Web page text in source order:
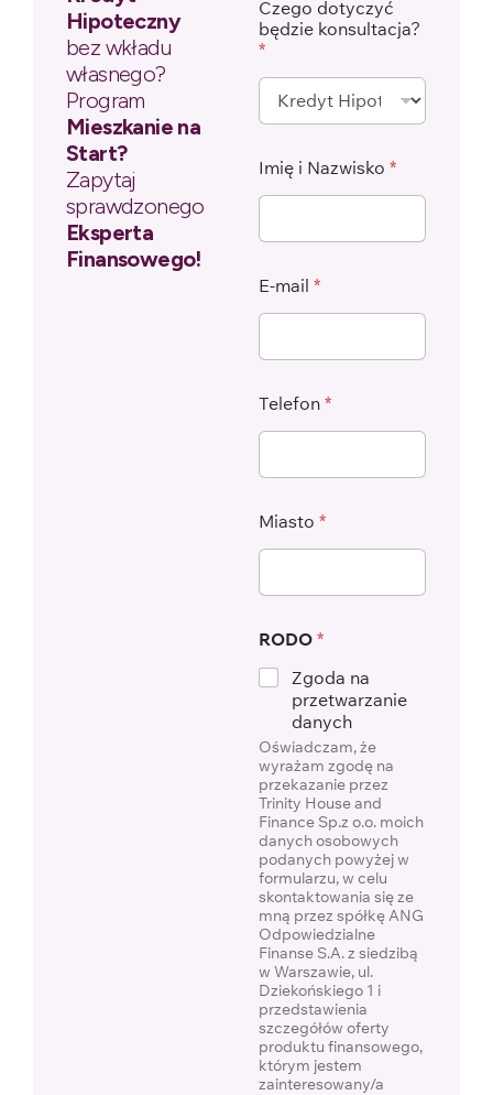
Hipoteczny
bez wkładu
własnego?
Program
Mieszkanie na
Start?
Zapytaj
sprawdzonego
Eksperta
Finansowego!
Czego dotyczyć
będzie konsultacja?
*
Imię i Nazwisko *
E-mail *
Telefon *
Miasto *
RODO *
Zgoda na
przetwarzanie
danych
Oświadczam, że
wyrażam zgodę na
przekazanie przez
Trinity House and
Finance Sp.z o.o. moich
danych osobowych
podanych powyżej w
formularzu, w celu
skontaktowania się ze
mną przez spółkę ANG
Odpowiedzialne
Finanse S.A. z siedzibą
w Warszawie, ul.
Dziekońskiego 1 i
przedstawienia
szczegółów oferty
produktu finansowego,
którym jestem
zainteresowany/a